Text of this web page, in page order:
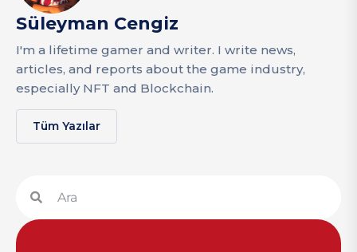
Süleyman Cengiz
I'm a lifetime gamer and writer. I write news,
articles, and reports about the game industry,
especially NFT and Blockchain.
Tüm Yazılar